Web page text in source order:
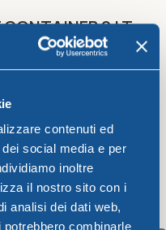
contenuti ed
social media e per
inoltre
il nostro sito con i
analisi dei dati web,
combinarle
2 LT
lime and light blue)